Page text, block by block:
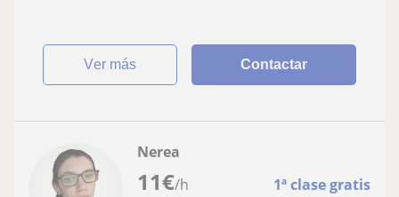
ver más Contactar
11€/h 1ª clase gratis
Nerea